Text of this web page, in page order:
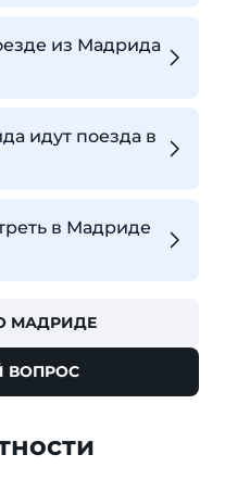
из Мадрида
идут поезда в
в Мадриде
МАДРИДЕ
ВОПРОС